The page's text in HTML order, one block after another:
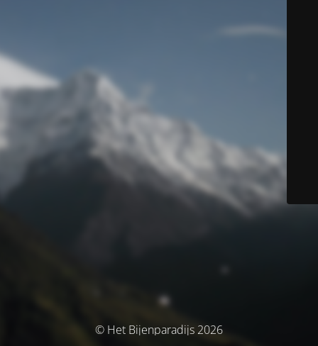
© Het Bijenparadijs 2026